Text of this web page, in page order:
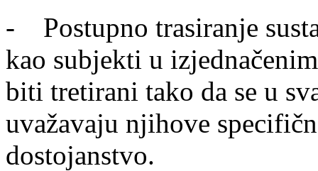
- Postupno trasiranje
kao subjekti u
biti tretirani tako da se u
uvažavaju njihove
dostojanstvo.